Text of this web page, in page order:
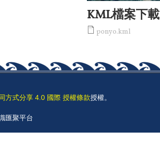
KML檔案下載
ponyo.kml
方式分享 4.0 國際 授權條款授權。
匯聚平台